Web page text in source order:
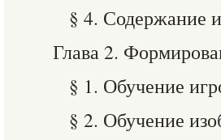
§ 4. Содержание
Глава 2.
§ 1. Обучение
§ 2. Обучение